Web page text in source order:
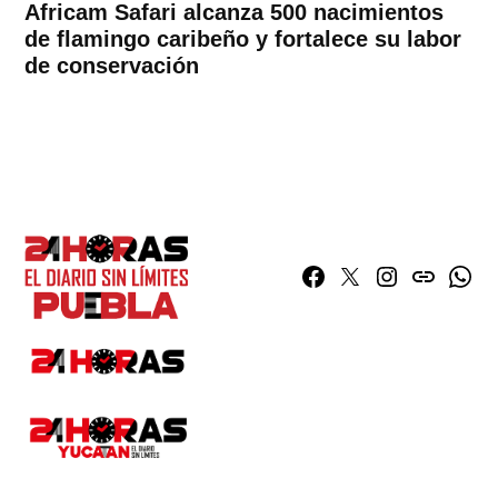
Africam Safari alcanza 500 nacimientos
de flamingo caribeño y fortalece su labor
de conservación
Facebook
TwitterInstagram
issuu